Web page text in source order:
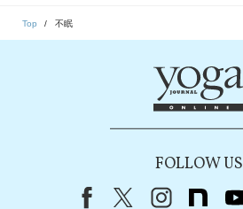
Top 不眠
FOLLOW US
FacebookX（旧Twitter）
instagram
note